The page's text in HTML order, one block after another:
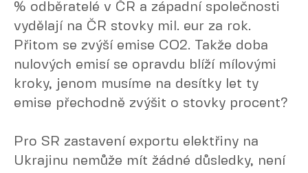
% odběratelé v ČR a západní společnosti
vydělají na ČR stovky mil. eur za rok.
Přitom se zvýší emise CO2. Takže doba
nulových emisí se opravdu blíží mílovými
kroky, jenom musíme na desítky let ty
emise přechodně zvýšit o stovky procent?
Pro SR zastavení exportu elektřiny na
Ukrajinu nemůže mít žádné důsledky, není